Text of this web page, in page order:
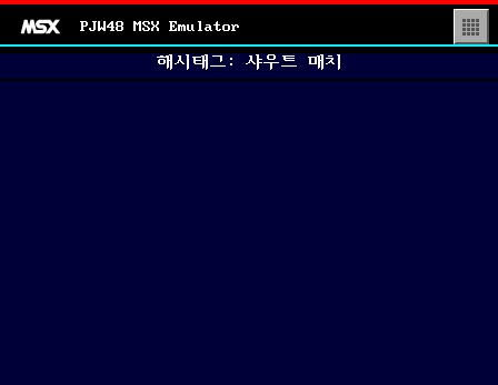
PJW48 MSX Emulator
▒
해시태그: 샤우트 매치